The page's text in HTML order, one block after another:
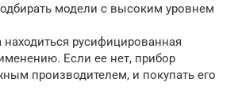
модели с высоким уровнем
русифицированная
Если ее нет, прибор
производителем, и покупать его